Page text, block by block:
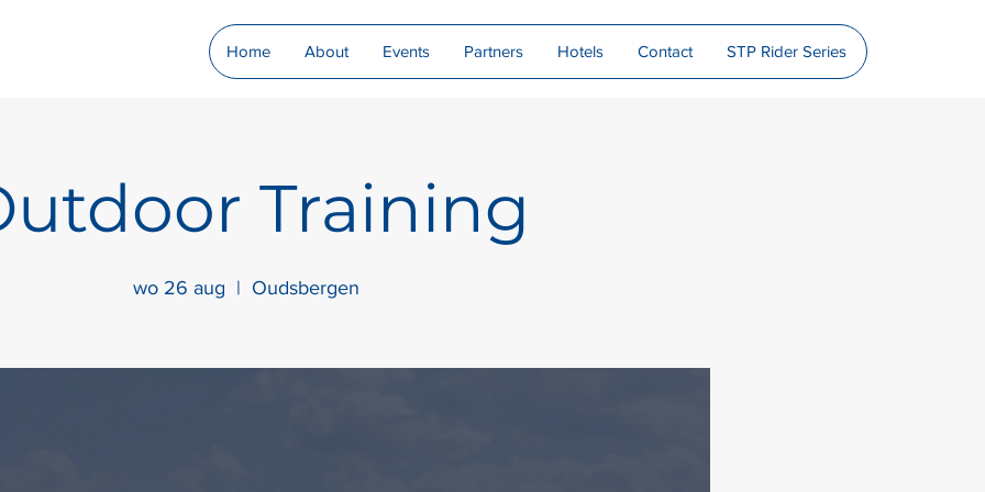
Home About Events Partners Hotels Contact STP Rider Series
Training
wo 26 aug
  |
Oudsbergen